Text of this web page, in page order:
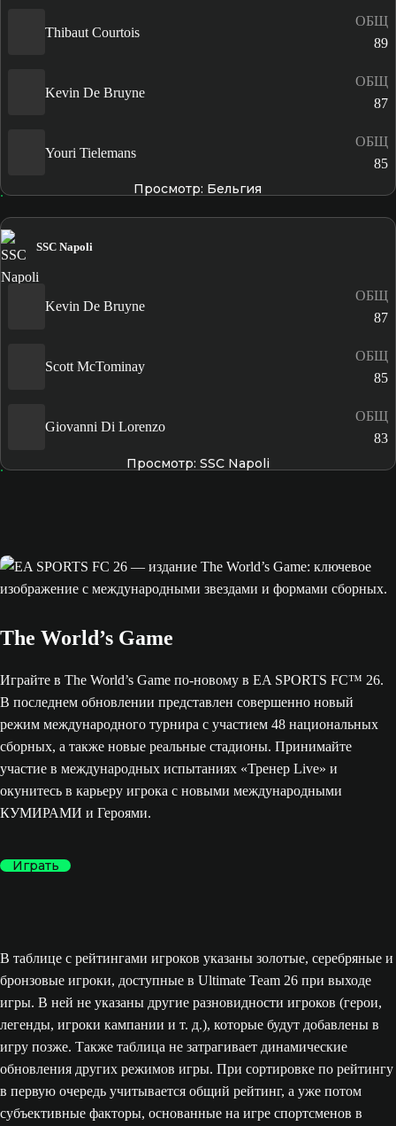
Thibaut Courtois
ОБЩ
89
Kevin De Bruyne
ОБЩ
87
Youri Tielemans
ОБЩ
85
Просмотр: Бельгия
SSC Napoli
Kevin De Bruyne
ОБЩ
87
Scott McTominay
ОБЩ
85
Giovanni Di Lorenzo
ОБЩ
83
Просмотр: SSC Napoli
The World’s Game
Играйте в The World’s Game по-новому в EA SPORTS FC™ 26.
В последнем обновлении представлен совершенно новый
режим международного турнира с участием 48 национальных
сборных, а также новые реальные стадионы. Принимайте
участие в международных испытаниях «Тренер Live» и
окунитесь в карьеру игрока с новыми международными
КУМИРАМИ и Героями.
Играть
В таблице с рейтингами игроков указаны золотые, серебряные и
бронзовые игроки, доступные в Ultimate Team 26 при выходе
игры. В ней не указаны другие разновидности игроков (герои,
легенды, игроки кампании и т. д.), которые будут добавлены в
игру позже. Также таблица не затрагивает динамические
обновления других режимов игры. При сортировке по рейтингу
в первую очередь учитывается общий рейтинг, а уже потом
субъективные факторы, основанные на игре спортсменов в